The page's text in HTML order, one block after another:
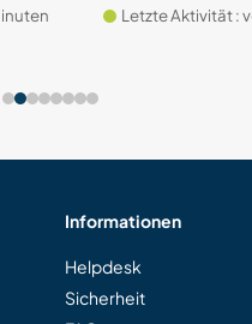
Letzte Aktivität : vor
Informationen
Helpdesk
Sicherheit